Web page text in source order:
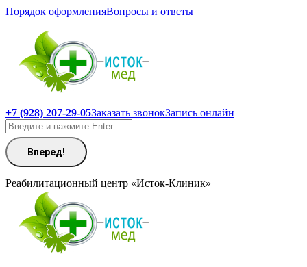
Перейти
содержанию
Порядок оформленияВопросы и ответы
+7 (928) 207-29-05Заказать звонокЗапись онлайн
Поиск:
Реабилитационный центр «Исток-Клиник»